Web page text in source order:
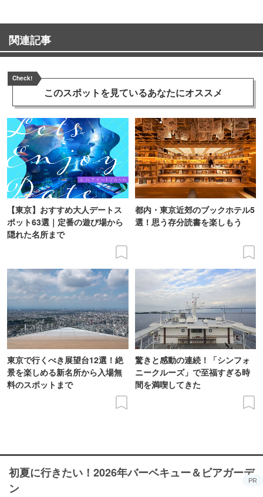
関連記事
Check!
このスポットを見ているあなたにオススメ
【東京】おすすめ大人デートス
ポット63選｜定番の遊び場から
隠れた名所まで
都内・東京近郊のブックホテル5
選！思う存分読書を楽しもう
東京で行くべき展望台12選！絶
景を楽しめる新名所から入場無
料のスポットまで
驚きと感動の連続！「シンフォ
ニークルーズ」で至福すぎる時
間を満喫してきた
初夏に行きたい！2026年バーベキュー＆ビアガーデ
ン
PR